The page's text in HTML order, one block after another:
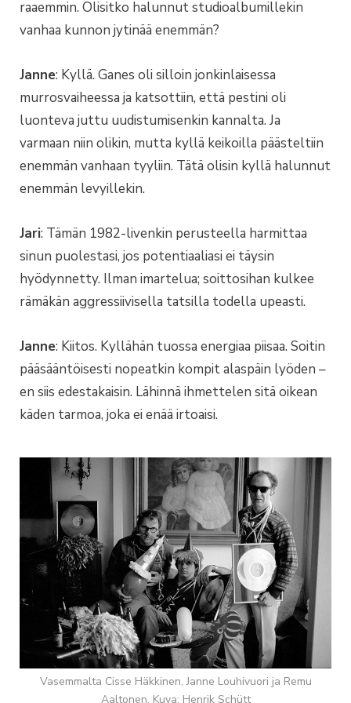
raaemmin. Olisitko halunnut studioalbumillekin
vanhaa kunnon jytinää enemmän?
Janne: Kyllä. Ganes oli silloin jonkinlaisessa
murrosvaiheessa ja katsottiin, että pestini oli
luonteva juttu uudistumisenkin kannalta. Ja
varmaan niin olikin, mutta kyllä keikoilla päästeltiin
enemmän vanhaan tyyliin. Tätä olisin kyllä halunnut
enemmän levyillekin.
Jari: Tämän 1982-livenkin perusteella harmittaa
sinun puolestasi, jos potentiaaliasi ei täysin
hyödynnetty. Ilman imartelua; soittosihan kulkee
rämäkän aggressiivisella tatsilla todella upeasti.
Janne: Kiitos. Kyllähän tuossa energiaa piisaa. Soitin
pääsääntöisesti nopeatkin kompit alaspäin lyöden –
en siis edestakaisin. Lähinnä ihmettelen sitä oikean
käden tarmoa, joka ei enää irtoaisi.
Vasemmalta Cisse Häkkinen, Janne Louhivuori ja Remu
Aaltonen. Kuva: Henrik Schütt